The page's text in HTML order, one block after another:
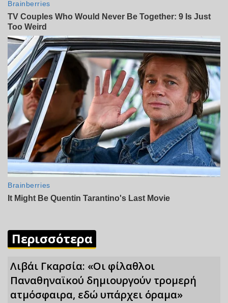
Περισσότερα
Λιβάι Γκαρσία: «Οι φίλαθλοι
Παναθηναϊκού δημιουργούν τρομερή
ατμόσφαιρα, εδώ υπάρχει όραμα»